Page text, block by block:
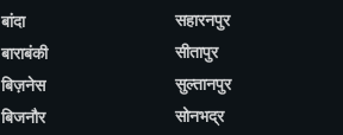
बांदा
बाराबंकी
बिज़नेस
बिजनौर
सहारनपुर
सीतापुर
सुल्तानपुर
सोनभद्र